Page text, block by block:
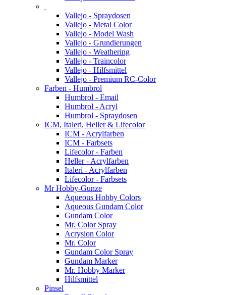
Vallejo - Spraydosen
Vallejo - Metal Color
Vallejo - Model Wash
Vallejo - Grundierungen
Vallejo - Weathering
Vallejo - Traincolor
Vallejo - Hilfsmittel
Vallejo - Premium RC-Color
Farben - Humbrol
Humbrol - Email
Humbrol - Acryl
Humbrol - Spraydosen
ICM, Italeri, Heller & Lifecolor
ICM - Acrylfarben
ICM - Farbsets
Lifecolor - Farben
Heller - Acrylfarben
Italeri - Acrylfarben
Lifecolor - Farbsets
Mr Hobby-Gunze
Aqueous Hobby Colors
Aqueous Gundam Color
Gundam Color
Mr. Color Spray
Acrysion Color
Mr. Color
Gundam Color Spray
Gundam Marker
Mr. Hobby Marker
Hilfsmittel
Pinsel